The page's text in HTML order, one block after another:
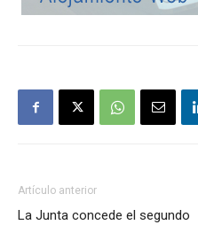
Artículo anterior
La Junta concede el segundo